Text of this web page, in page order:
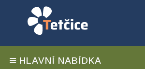
HLAVNÍ NABÍDKA